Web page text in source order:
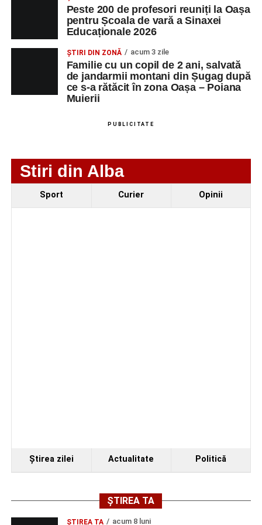
Evenimentul face parte din programulString Symphonic
Camp 2026, proiect susținut de Rotary Club Alba Iulia
care urmărește să ofere tinerilor muzicieni oportunitatea
reprezintă doar începutul unei serii de concerte care vor
avea loc pe parcursul taberei, oferind comunității din
și de a lua parte la un veritabil schimb cultural prin
Peste 200 de profesori reuniți la Oașa
pentru Școala de vară a Sinaxei
Educaționale 2026
ȘTIRI DIN ZONĂ acum 3 zile
Familie cu un copil de 2 ani, salvată
de jandarmii montani din Șugag după
ce s-a rătăcit în zona Oașa – Poiana
Muierii
PUBLICITATE
Stiri din Alba
Sport Curier Opinii
Ştirea zilei Actualitate Politică
ȘTIREA TA
ŞTIREA TA acum 8 luni